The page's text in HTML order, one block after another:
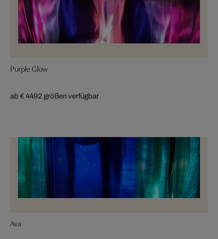
Purple Glow
ab € 4492 größen verfügbar
Ava